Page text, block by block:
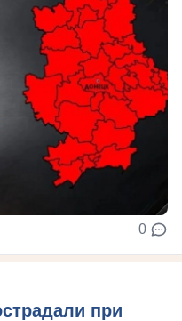
0
при